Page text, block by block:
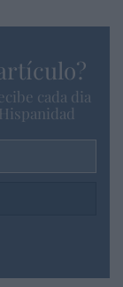
cada dia